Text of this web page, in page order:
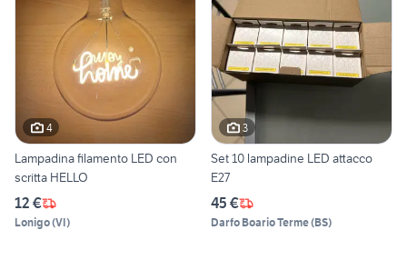
4
Lampadina filamento LED con
scritta HELLO
12 €
Lonigo(VI)
3
Set 10 lampadine LED attacco
E27
45 €
Darfo Boario Terme(BS)